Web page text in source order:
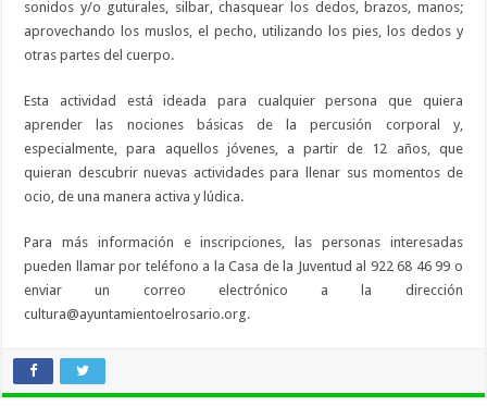
sonidos y/o guturales, silbar, chasquear los dedos, brazos, manos;
aprovechando los muslos, el pecho, utilizando los pies, los dedos y
otras partes del cuerpo.
Esta actividad está ideada para cualquier persona que quiera
aprender las nociones básicas de la percusión corporal y,
especialmente, para aquellos jóvenes, a partir de 12 años, que
quieran descubrir nuevas actividades para llenar sus momentos de
ocio, de una manera activa y lúdica.
Para más información e inscripciones, las personas interesadas
pueden llamar por teléfono a la Casa de la Juventud al 922 68 46 99 o
enviar un correo electrónico a la dirección
cultura@ayuntamientoelrosario.org.